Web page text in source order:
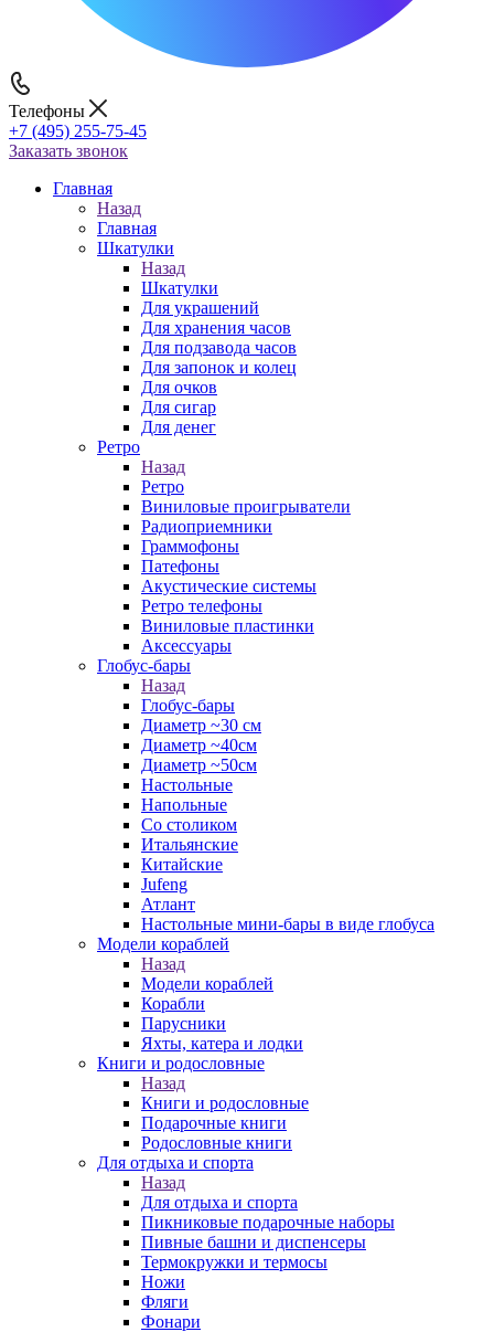
Телефоны
+7 (495) 255-75-45
Заказать звонок
Главная
Назад
Главная
Шкатулки
Назад
Шкатулки
Для украшений
Для хранения часов
Для подзавода часов
Для запонок и колец
Для очков
Для сигар
Для денег
Ретро
Назад
Ретро
Виниловые проигрыватели
Радиоприемники
Граммофоны
Патефоны
Акустические системы
Ретро телефоны
Виниловые пластинки
Аксессуары
Глобус-бары
Назад
Глобус-бары
Диаметр ~30 см
Диаметр ~40см
Диаметр ~50см
Настольные
Напольные
Со столиком
Итальянские
Китайские
Jufeng
Атлант
Настольные мини-бары в виде глобуса
Модели кораблей
Назад
Модели кораблей
Корабли
Парусники
Яхты, катера и лодки
Книги и родословные
Назад
Книги и родословные
Подарочные книги
Родословные книги
Для отдыха и спорта
Назад
Для отдыха и спорта
Пикниковые подарочные наборы
Пивные башни и диспенсеры
Термокружки и термосы
Ножи
Фляги
Фонари